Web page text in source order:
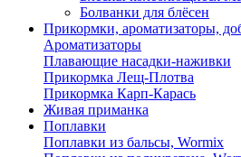
Болванки для блёсен
Прикормки, ароматизаторы,
Ароматизаторы
Плавающие насадки-наживки
Прикормка Лещ-Плотва
Прикормка Карп-Карась
Живая приманка
Поплавки
Поплавки из бальсы, Wormix